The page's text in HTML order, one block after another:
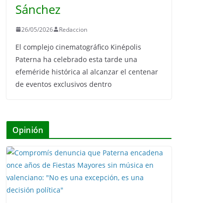
Sánchez
26/05/2026 Redaccion
El complejo cinematográfico Kinépolis
Paterna ha celebrado esta tarde una
efeméride histórica al alcanzar el centenar
de eventos exclusivos dentro
Opinión